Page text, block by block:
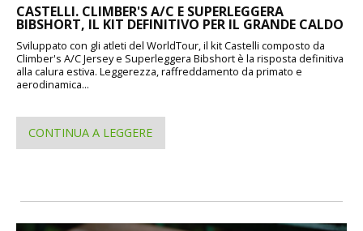
CASTELLI. CLIMBER'S A/C E SUPERLEGGERA
BIBSHORT, IL KIT DEFINITIVO PER IL GRANDE CALDO
Sviluppato con gli atleti del WorldTour, il kit Castelli composto da
Climber's A/C Jersey e Superleggera Bibshort è la risposta definitiva
alla calura estiva. Leggerezza, raffreddamento da primato e
aerodinamica...
CONTINUA A LEGGERE